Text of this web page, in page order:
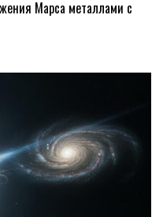
Марса металлами с